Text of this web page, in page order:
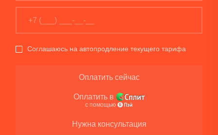
Соглашаюсь на автопродление текущего тарифа
Оплатить сейчас
Оплатить в
с помощью
Нужна консультация